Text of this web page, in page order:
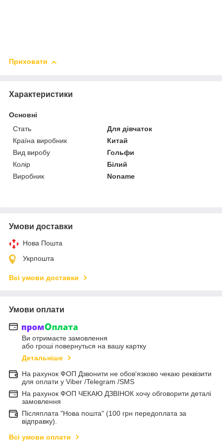
Приховати
Характеристики
Основні
Стать
Для дівчаток
Країна виробник
Китай
Вид виробу
Гольфи
Колір
Білий
Виробник
Noname
Умови доставки
Нова Пошта
Укрпошта
Всі умови доставки
Умови оплати
Ви отримаєте замовлення
або гроші повернуться на вашу картку
Детальніше
На рахунок ФОП Дзвонити не обов'язково чекаю реквізити
для оплати у Viber /Telegram /SMS
На рахунок ФОП ЧЕКАЮ ДЗВІНОК хочу обговорити деталі
замовлення
Післяплата "Нова пошта" (100 грн передоплата за
відправку).
Всі умови оплати